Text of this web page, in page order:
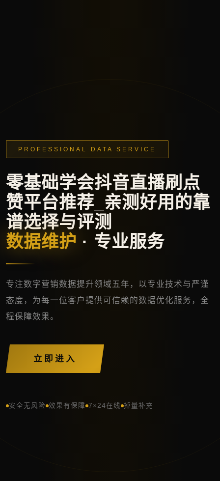
PROFESSIONAL DATA SERVICE
零基础学会抖音直播刷点
赞平台推荐_亲测好用的靠
谱选择与评测
数据维护 · 专业服务
专注数字营销数据提升领域五年，以专业技术与严谨
态度，为每一位客户提供可信赖的数据优化服务，全
程保障效果。
立即进入
安全无风险 效果有保障 7×24在线 掉量补充